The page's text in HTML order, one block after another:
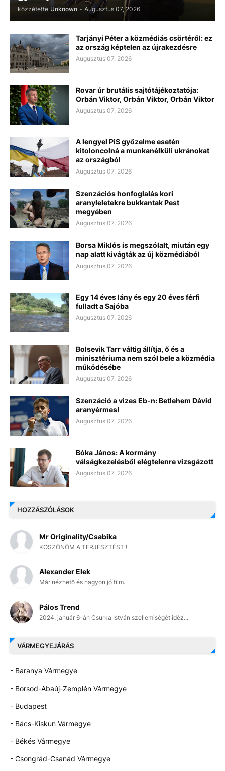
közzétette Unknown - Augusztus 07, 2026
Tarjányi Péter a közmédiás csörtéről: ez
az ország képtelen az újrakezdésre
Augusztus 07, 2026
Rovar úr brutális sajtótájékoztatója:
Orbán Viktor, Orbán Viktor, Orbán Viktor
Augusztus 07, 2026
A lengyel PiS győzelme esetén
kitoloncolná a munkanélküli ukránokat
az országból
Augusztus 07, 2026
Szenzációs honfoglalás kori
aranyleletekre bukkantak Pest
megyében
Augusztus 07, 2026
Borsa Miklós is megszólalt, miután egy
nap alatt kivágták az új közmédiából
Augusztus 07, 2026
Egy 14 éves lány és egy 20 éves férfi
fulladt a Sajóba
Augusztus 07, 2026
Bolsevik Tarr váltig állítja, ő és a
minisztériuma nem szól bele a közmédia
működésébe
Augusztus 07, 2026
Szenzáció a vizes Eb-n: Betlehem Dávid
aranyérmes!
Augusztus 07, 2026
Bóka János: A kormány
válságkezelésből elégtelenre vizsgázott
Augusztus 07, 2026
HOZZÁSZÓLÁSOK
Mr Originality/Csabika
KÖSZÖNÖM A TERJESZTÉST !
Alexander Elek
Már nézhető és nagyon jó film.
Pálos Trend
2024. január 6-án Csurka István szellemiségét idéz...
VÁRMEGYEJÁRÁS
- Baranya Vármegye
- Borsod-Abaúj-Zemplén Vármegye
- Budapest
- Bács-Kiskun Vármegye
- Békés Vármegye
- Csongrád-Csanád Vármegye